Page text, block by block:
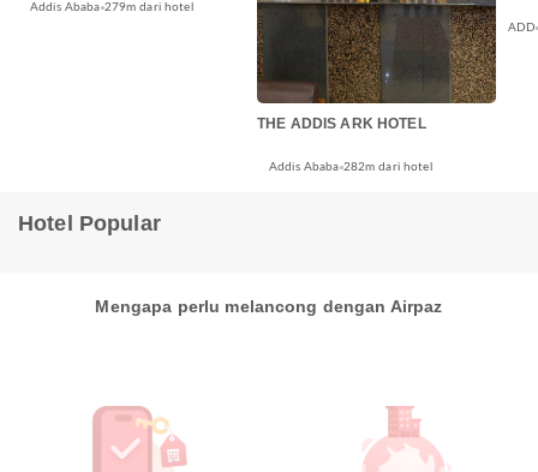
Addis Ababa 279m dari hotel
THE ADDIS ARK HOTEL
Addis Ababa 282m dari hotel
ADD
Hotel Popular
Mengapa perlu melancong dengan Airpaz